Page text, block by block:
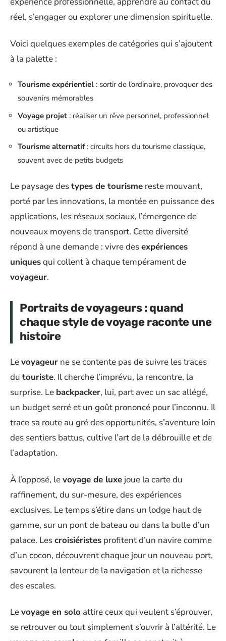
réel, s’engager ou explorer une dimension spirituelle.
Voici quelques exemples de catégories qui s’ajoutent
à la palette :
Tourisme expérientiel : sortir de l’ordinaire, provoquer des
souvenirs mémorables
Voyage projet : réaliser un rêve personnel, professionnel
ou artistique
Tourisme alternatif: circuits hors du tourisme classique,
souvent avec de petits budgets
Le paysage destypes de tourisme reste mouvant,
porté par les innovations, la montée en puissance des
applications, les réseaux sociaux, l’émergence de
nouveaux moyens de transport. Cette diversité
répond à une demande : vivre desexpériences
uniquesqui collent à chaque tempérament de
voyageur.
Portraits de voyageurs : quand
chaque style de voyage raconte une
histoire
Levoyageur ne se contente pas de suivre les traces
du touriste. Il cherche l’imprévu, la rencontre, la
surprise. Le backpacker, lui, part avec un sac allégé,
un budget serré et un goût prononcé pour l’inconnu. Il
trace sa route au gré des opportunités, s’aventure loin
des sentiers battus, cultive l’art de la débrouille et de
l’adaptation.
À l’opposé, levoyage de luxe joue la carte du
raffinement, du sur-mesure, des expériences
exclusives. Le temps s’étire dans un lodge haut de
gamme, sur un pont de bateau ou dans la bulle d’un
palace. Lescroisiéristes profitent d’un navire comme
d’un cocon, découvrent chaque jour un nouveau port,
savourent la lenteur de la navigation et la richesse
des escales.
Levoyage en solo attire ceux qui veulent s’éprouver,
se retrouver ou tout simplement s’ouvrir à l’altérité. Le